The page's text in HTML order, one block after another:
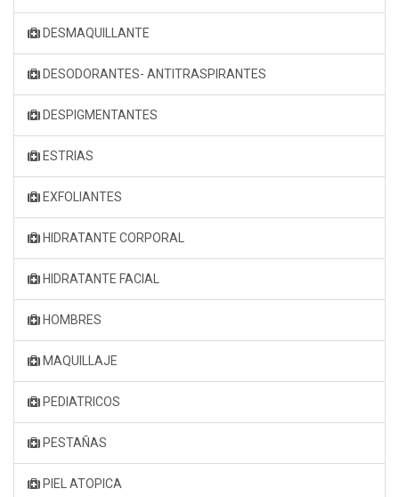
DESMAQUILLANTE
DESODORANTES- ANTITRASPIRANTES
DESPIGMENTANTES
ESTRIAS
EXFOLIANTES
HIDRATANTE CORPORAL
HIDRATANTE FACIAL
HOMBRES
MAQUILLAJE
PEDIATRICOS
PESTAÑAS
PIEL ATOPICA